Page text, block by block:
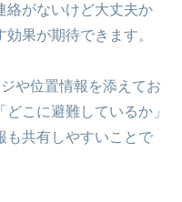
絡がないけど大丈夫か
果が期待できます。
や位置情報を添えてお
こに避難しているか」
も共有しやすいことで